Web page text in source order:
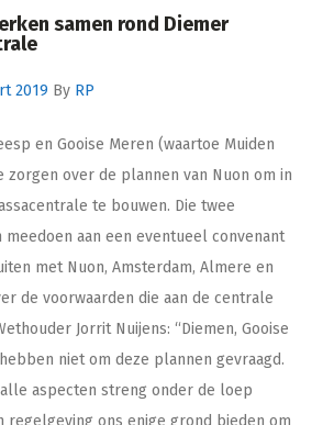
samen rond Diemer
2019 By RP
en Gooise Meren (waartoe Muiden
zorgen over de plannen van Nuon om in
te bouwen. Die twee
aan een eventueel convenant
met Nuon, Amsterdam, Almere en
de voorwaarden die aan de centrale
Jorrit Nuijens: “Diemen, Gooise
niet om deze plannen gevraagd.
aspecten streng onder de loep